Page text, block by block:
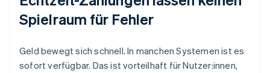
Spielraum für Fehler
Geld bewegt sich schnell. In manchen Systemen ist es
sofort verfügbar. Das ist vorteilhaft für Nutzer:innen,